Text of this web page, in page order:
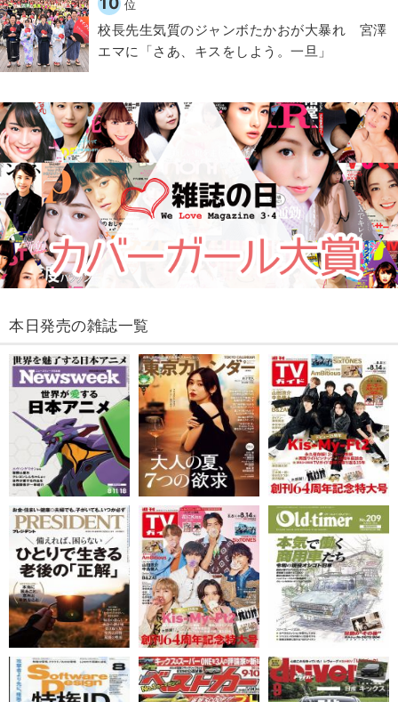
位
校長先生気質のジャンボたかおが大暴れ 宮澤
エマに「さあ、キスをしよう。一旦」
本日発売の雑誌一覧